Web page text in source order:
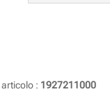
: 1927211000